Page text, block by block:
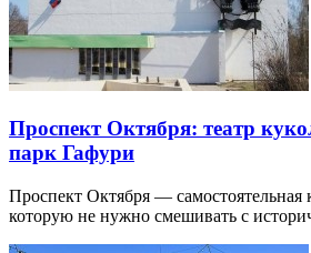
Проспект Октября: театр
парк Гафури
Проспект Октября — самостоятельная
которую не нужно смешивать с